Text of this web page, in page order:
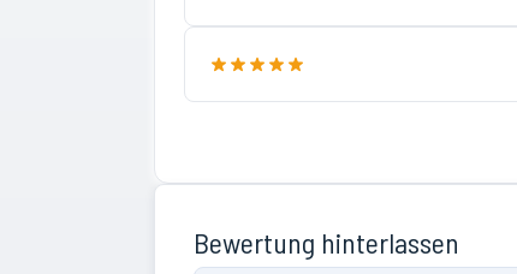
Bewertung hinterlassen